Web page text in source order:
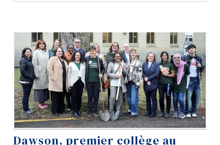
Dawson, premier collège au
Outils
Liens
Menu principal
Programmes
Formation continue
Admissions